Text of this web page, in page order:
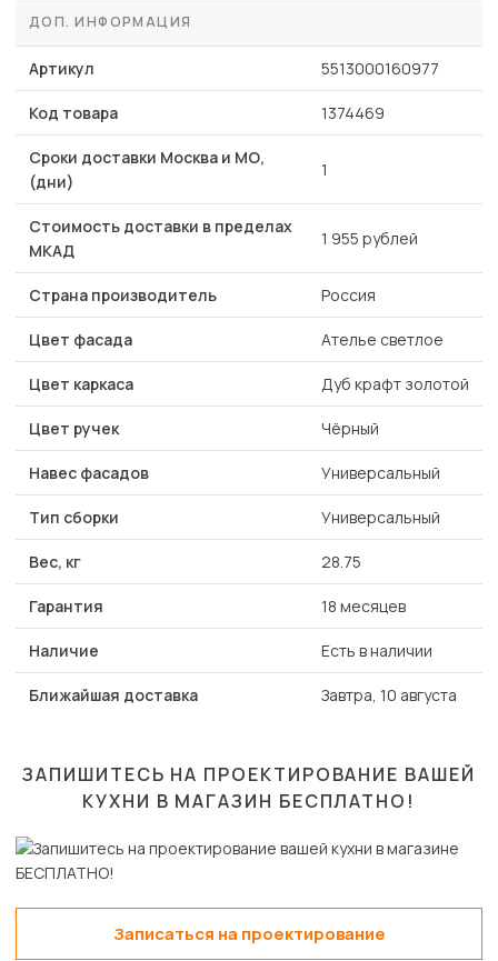
ДОП. ИНФОРМАЦИЯ
Артикул 5513000160977
Код товара 1374469
Сроки доставки Москва и МО,
(дни)
1
Стоимость доставки в пределах
МКАД
1 955 рублей
Страна производитель Россия
Цвет фасада Ателье светлое
Цвет каркаса Дуб крафт золотой
Цвет ручек Чёрный
Навес фасадов Универсальный
Тип сборки Универсальный
Вес, кг 28.75
Гарантия 18 месяцев
Наличие Есть в наличии
Ближайшая доставка Завтра, 10 августа
ЗАПИШИТЕСЬ НА ПРОЕКТИРОВАНИЕ ВАШЕЙ
КУХНИ В МАГАЗИН БЕСПЛАТНО!
Записаться на проектирование